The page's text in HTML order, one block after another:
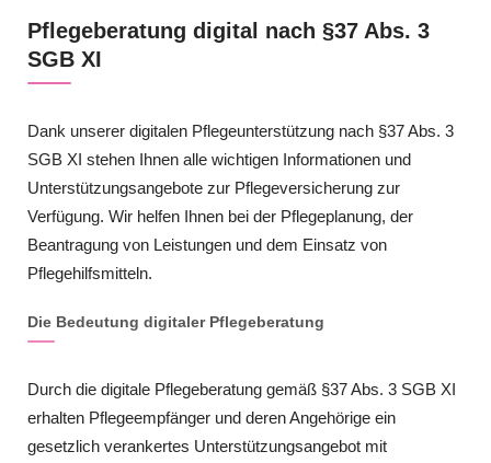
Pflegeberatung digital nach §37 Abs. 3
SGB XI
Dank unserer digitalen Pflegeunterstützung nach §37 Abs. 3
SGB XI stehen Ihnen alle wichtigen Informationen und
Unterstützungsangebote zur Pflegeversicherung zur
Verfügung. Wir helfen Ihnen bei der Pflegeplanung, der
Beantragung von Leistungen und dem Einsatz von
Pflegehilfsmitteln.
Die Bedeutung digitaler Pflegeberatung
Durch die digitale Pflegeberatung gemäß §37 Abs. 3 SGB XI
erhalten Pflegeempfänger und deren Angehörige ein
gesetzlich verankertes Unterstützungsangebot mit